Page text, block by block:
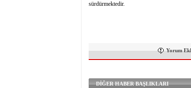
sürdürmektedir.
Yorum
DİĞER HABER BAŞLIKLARI